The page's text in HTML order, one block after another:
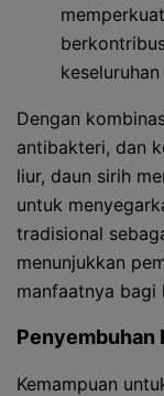
Dengan
antibakteri, dan
liur, daun sirih
untuk
tradisional
menunjukkan
manfaatnya bagi
Penyembuhan
Kemampuan